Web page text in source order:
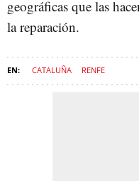
geográficas que las
la reparación.
CATALUÑA RENFE